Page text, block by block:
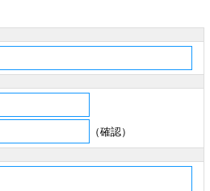
（確認）